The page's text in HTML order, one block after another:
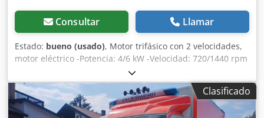
Consultar Llamar
Estado: bueno (usado), Motor trifásico con 2 velocidades,
motor eléctrico -Potencia: 4/6 kW -Velocidad: 720/1440 rpm
-Eje: Ø 38 x 80 mm Crsdpfjd S Spdex Akbsf -Diseño: B5 -
Grado de protección: IP 55 -Dimensiones: 510/300/A350
mm -Peso: 77,5 kg
Clasificado